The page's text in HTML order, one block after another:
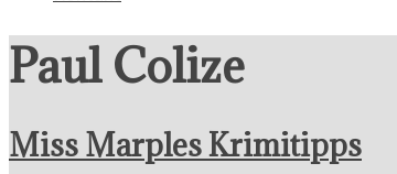
Paul Colize
Miss Marples Krimitipps